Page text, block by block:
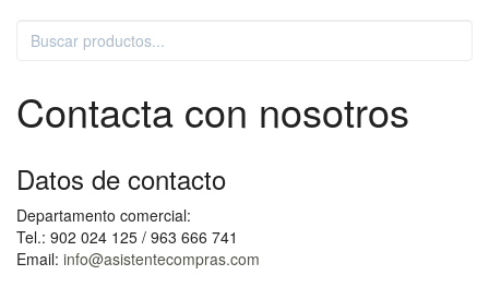
Contacta con nosotros
Datos de contacto
Departamento comercial:
Tel.: 902 024 125 / 963 666 741
Email: info@asistentecompras.com